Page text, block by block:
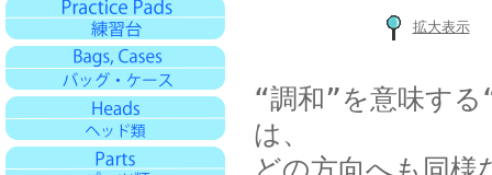
拡大表示
“調和”を意味す
は、